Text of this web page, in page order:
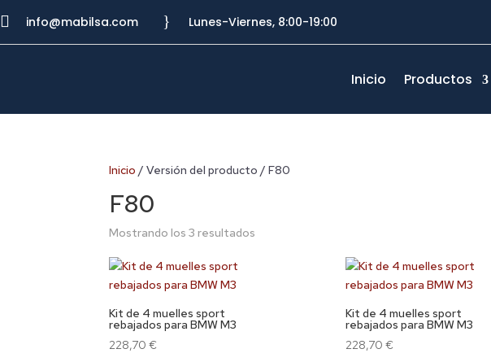
 info@mabilsa.com } Lunes-Viernes, 8:00-19:00
Inicio Productos
Inicio / Versión del producto / F80
F80
Mostrando los 3 resultados
Kit de 4 muelles sport
rebajados para BMW M3
228,70€
Kit de 4 muelles sport
rebajados para BMW M3
228,70 €